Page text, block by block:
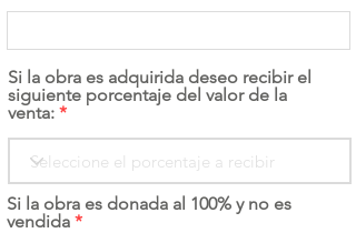
Si la obra es adquirida deseo recibir el
siguiente porcentaje del valor de la
venta:
Si la obra es donada al 100% y no es
vendida